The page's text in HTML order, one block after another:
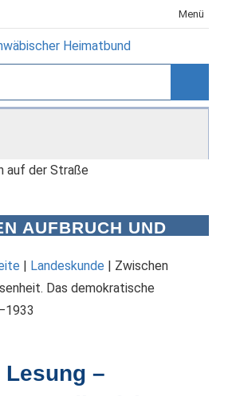
Menü
AUFBRUCH UND
1919–1933
| Landeskunde | Zwischen
Das demokratische
Lesung –